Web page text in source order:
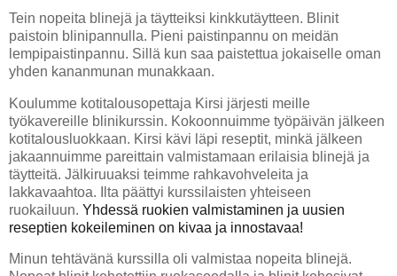
Tein nopeita blinejä ja täytteiksi kinkkutäytteen. Blinit
paistoin blinipannulla. Pieni paistinpannu on meidän
lempipaistinpannu. Sillä kun saa paistettua jokaiselle oman
yhden kananmunan munakkaan.
Koulumme kotitalousopettaja Kirsi järjesti meille
työkavereille blinikurssin. Kokoonnuimme työpäivän jälkeen
kotitalousluokkaan. Kirsi kävi läpi reseptit, minkä jälkeen
jakaannuimme pareittain valmistamaan erilaisia blinejä ja
täytteitä. Jälkiruuaksi teimme rahkavohveleita ja
lakkavaahtoa. Ilta päättyi kurssilaisten yhteiseen
ruokailuun. Yhdessä ruokien valmistaminen ja uusien
reseptien kokeileminen on kivaa ja innostavaa!
Minun tehtävänä kurssilla oli valmistaa nopeita blinejä.